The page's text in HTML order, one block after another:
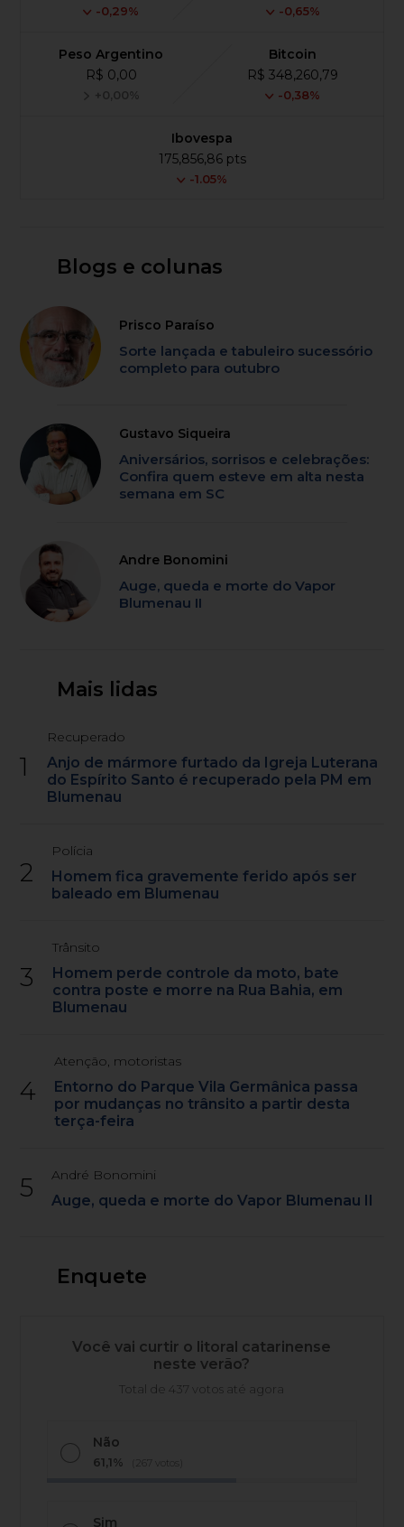
-0,29% -0,65%
Peso Argentino
R$ 0,00
+0,00%
Bitcoin
R$ 348,260,79
-0,38%
Ibovespa
175,856,86 pts
-1.05%
Blogs e colunas
Prisco Paraíso
Sorte lançada e tabuleiro sucessório
completo para outubro
Gustavo Siqueira
Aniversários, sorrisos e celebrações:
Confira quem esteve em alta nesta
semana em SC
Andre Bonomini
Auge, queda e morte do Vapor
Blumenau II
Mais lidas
1
Recuperado
Anjo de mármore furtado da Igreja Luterana
do Espírito Santo é recuperado pela PM em
Blumenau
2
Polícia
Homem fica gravemente ferido após ser
baleado em Blumenau
3
Trânsito
Homem perde controle da moto, bate
contra poste e morre na Rua Bahia, em
Blumenau
4
Atenção, motoristas
Entorno do Parque Vila Germânica passa
por mudanças no trânsito a partir desta
terça-feira
5 André Bonomini
Auge, queda e morte do Vapor Blumenau II
Enquete
Você vai curtir o litoral catarinense
neste verão?
Total de 437 votos até agora
Não
61,1% (267 votos)
Sim